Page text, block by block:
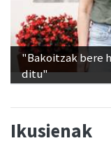
"Bakoitzak bere
ditu"
Ikusienak